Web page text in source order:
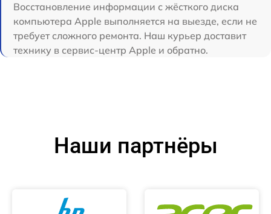
Восстановление информации с жёсткого диска
компьютера Apple выполняется на выезде, если не
требует сложного ремонта. Наш курьер доставит
технику в сервис-центр Apple и обратно.
Наши партнёры